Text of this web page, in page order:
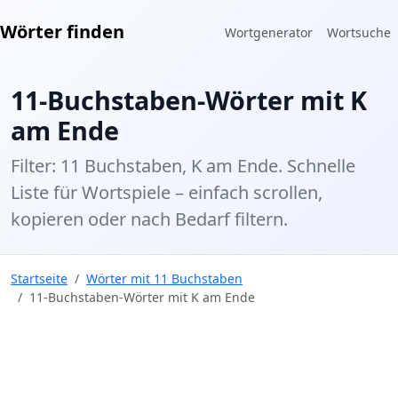
Wörter finden Wortgenerator Wortsuche
11-Buchstaben-Wörter mit K
am Ende
Filter: 11 Buchstaben, K am Ende. Schnelle
Liste für Wortspiele – einfach scrollen,
kopieren oder nach Bedarf filtern.
Startseite
Wörter mit 11 Buchstaben
11-Buchstaben-Wörter mit K am Ende